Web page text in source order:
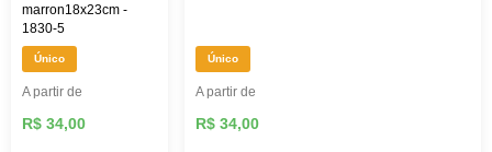
marron18x23cm -
1830-5
Único
A partir de
R$ 34,00
Único
A partir de
R$ 34,00